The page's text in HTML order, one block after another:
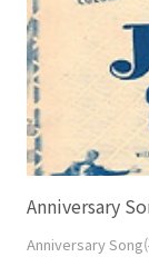
Anniversary
Anniversary Song(